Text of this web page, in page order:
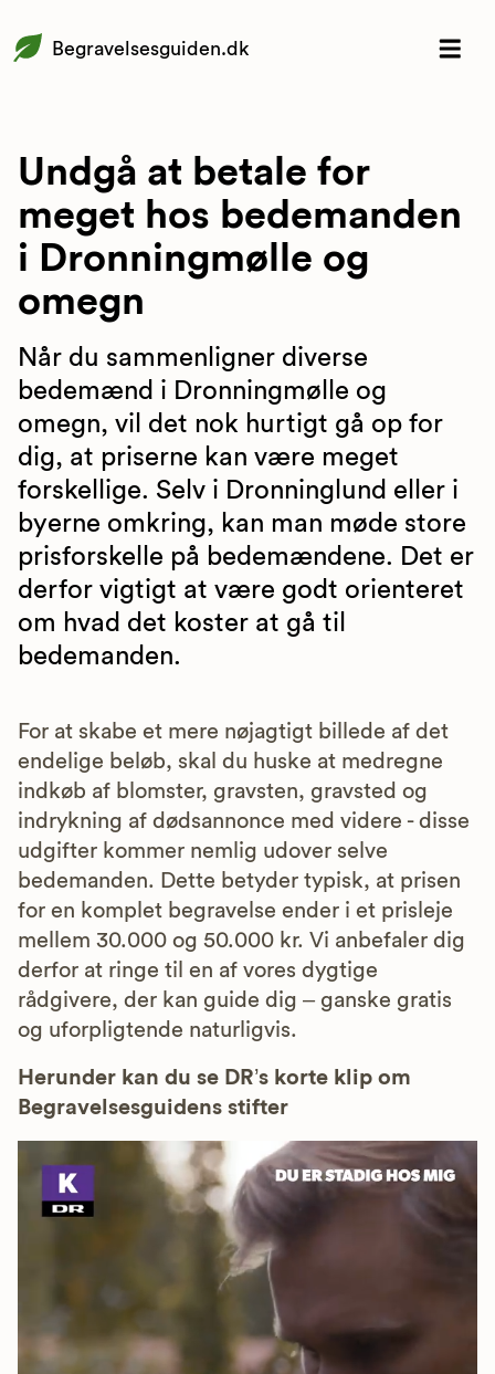
Begravelsesguiden.dk
Undgå at betale for
meget hos bedemanden
i Dronningmølle og
omegn
Når du sammenligner diverse
bedemænd i Dronningmølle og
omegn, vil det nok hurtigt gå op for
dig, at priserne kan være meget
forskellige. Selv i Dronninglund eller i
byerne omkring, kan man møde store
prisforskelle på bedemændene. Det er
derfor vigtigt at være godt orienteret
om hvad det koster at gå til
bedemanden.
For at skabe et mere nøjagtigt billede af det
endelige beløb, skal du huske at medregne
indkøb af blomster, gravsten, gravsted og
indrykning af dødsannonce med videre - disse
udgifter kommer nemlig udover selve
bedemanden. Dette betyder typisk, at prisen
for en komplet begravelse ender i et prisleje
mellem 30.000 og 50.000 kr. Vi anbefaler dig
derfor at ringe til en af vores dygtige
rådgivere, der kan guide dig – ganske gratis
og uforpligtende naturligvis.
Herunder kan du se DR’s korte klip om
Begravelsesguidens stifter